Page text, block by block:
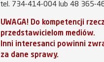
tel. 734-414-004 lub 48 365-
UWAGA! Do kompetencji
przedstawicielom mediów.
Inni interesanci powinni
za dane sprawy.